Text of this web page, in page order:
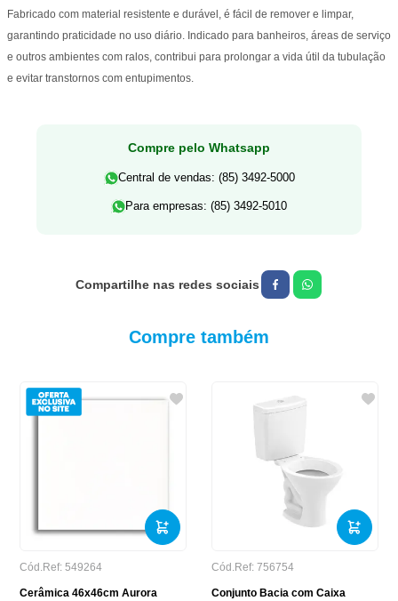
Fabricado com material resistente e durável, é fácil de remover e limpar,
garantindo praticidade no uso diário. Indicado para banheiros, áreas de serviço
e outros ambientes com ralos, contribui para prolongar a vida útil da tubulação
e evitar transtornos com entupimentos.
Compre pelo Whatsapp
Central de vendas: (85) 3492-5000
Para empresas: (85) 3492-5010
Compre também
Cód.Ref: 549264
Cerâmica 46x46cm Aurora
Cód.Ref: 756754
Conjunto Bacia com Caixa